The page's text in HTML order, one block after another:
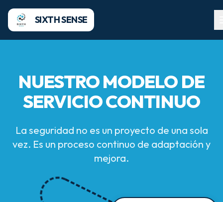
SIXTH SENSE
NUESTRO MODELO DE
SERVICIO CONTINUO
La seguridad no es un proyecto de una sola
vez. Es un proceso continuo de adaptación y
mejora.